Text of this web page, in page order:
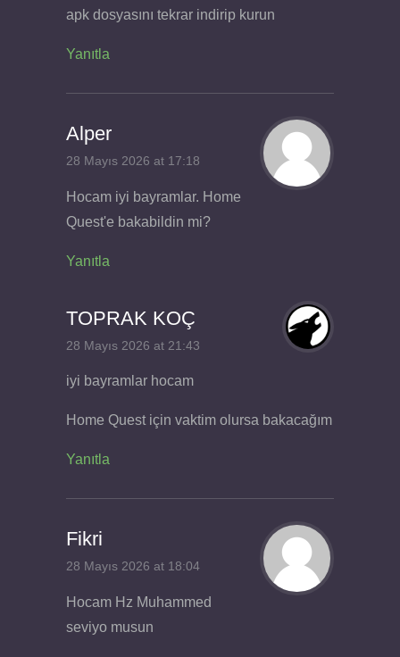
apk dosyasını tekrar indirip kurun
Yanıtla
Alper
28 Mayıs 2026 at 17:18
Hocam iyi bayramlar. Home
Quest'e bakabildin mi?
Yanıtla
TOPRAK KOÇ
28 Mayıs 2026 at 21:43
iyi bayramlar hocam
Home Quest için vaktim olursa bakacağım
Yanıtla
Fikri
28 Mayıs 2026 at 18:04
Hocam Hz Muhammed
seviyo musun